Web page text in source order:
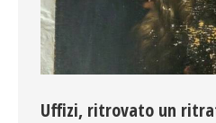
Uffizi, ritrovato un